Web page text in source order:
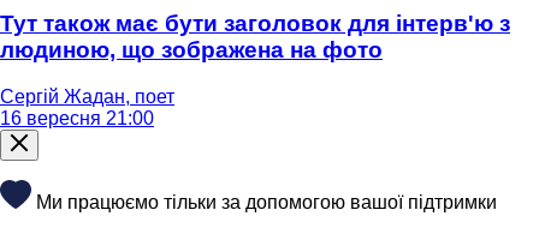
Тут також має бути заголовок для інтерв'ю з
людиною, що зображена на фото
Сергій Жадан, поет
16 вересня 21:00
Ми працюємо тільки за допомогою вашої підтримки